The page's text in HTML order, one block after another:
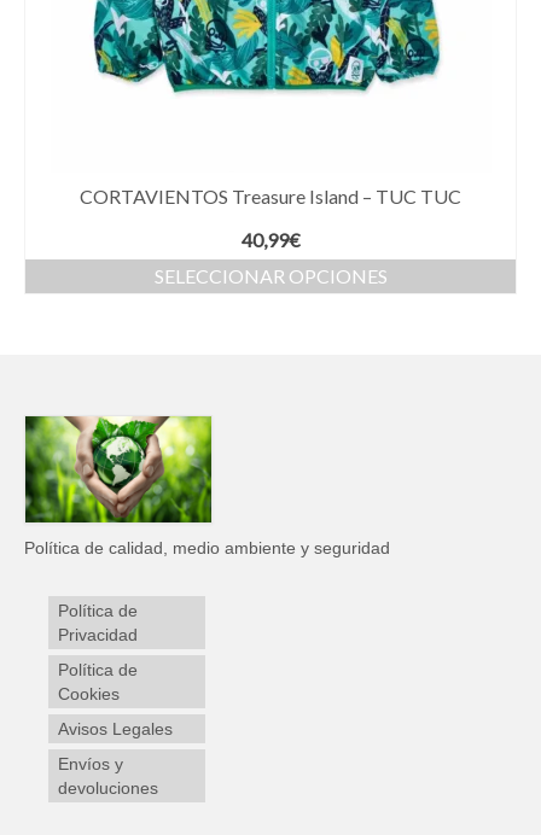
CORTAVIENTOS Treasure Island – TUC TUC
40,99€
SELECCIONAR OPCIONES
Política de calidad, medio ambiente y seguridad
Política de
Privacidad
Política de
Cookies
Avisos Legales
Envíos y
devoluciones